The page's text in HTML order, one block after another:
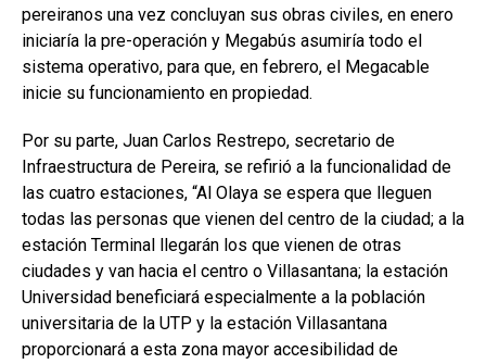
pereiranos una vez concluyan sus obras civiles, en enero
iniciaría la pre-operación y Megabús asumiría todo el
sistema operativo, para que, en febrero, el Megacable
inicie su funcionamiento en propiedad.
Por su parte, Juan Carlos Restrepo, secretario de
Infraestructura de Pereira, se refirió a la funcionalidad de
las cuatro estaciones, “Al Olaya se espera que lleguen
todas las personas que vienen del centro de la ciudad; a la
estación Terminal llegarán los que vienen de otras
ciudades y van hacia el centro o Villasantana; la estación
Universidad beneficiará especialmente a la población
universitaria de la UTP y la estación Villasantana
proporcionará a esta zona mayor accesibilidad de